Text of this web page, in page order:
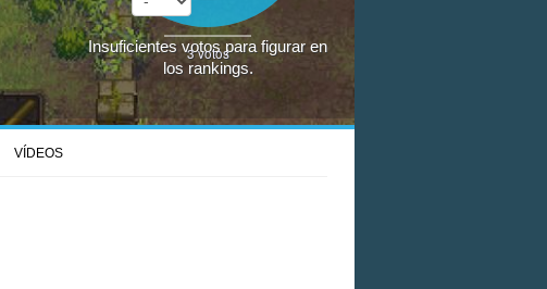
3votos
Insuficientes votos para figurar en
los rankings.
VÍDEOS